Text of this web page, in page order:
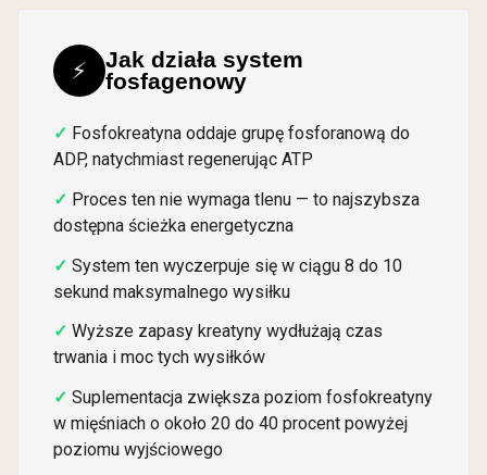
⚡
Jak działa system
fosfagenowy
Fosfokreatyna oddaje grupę fosforanową do
ADP, natychmiast regenerując ATP
Proces ten nie wymaga tlenu — to najszybsza
dostępna ścieżka energetyczna
System ten wyczerpuje się w ciągu 8 do 10
sekund maksymalnego wysiłku
Wyższe zapasy kreatyny wydłużają czas
trwania i moc tych wysiłków
Suplementacja zwiększa poziom fosfokreatyny
w mięśniach o około 20 do 40 procent powyżej
poziomu wyjściowego